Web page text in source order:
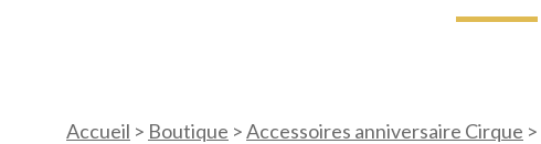
Accueil > Boutique >Accessoires anniversaire Cirque >